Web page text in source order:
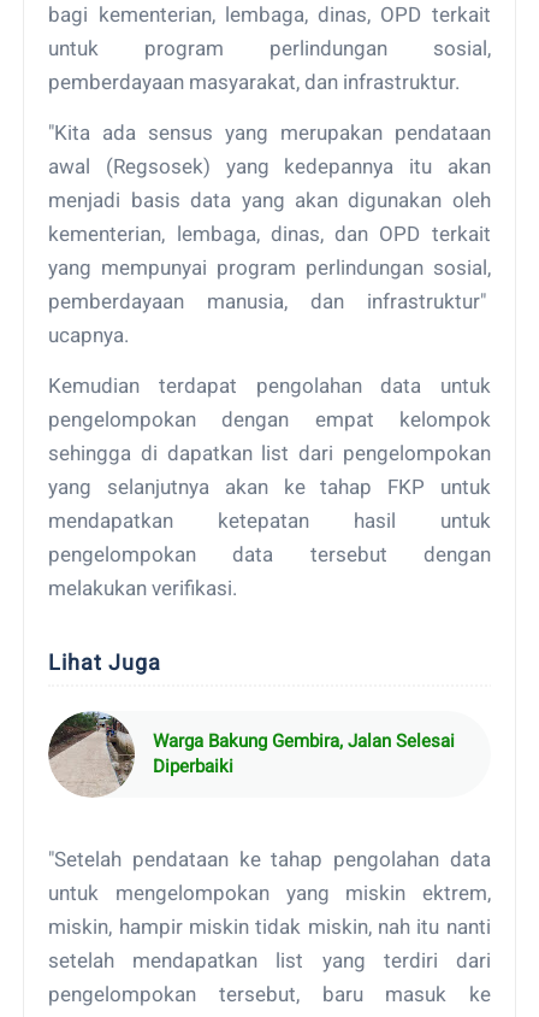
bagi kementerian, lembaga, dinas, OPD terkait
untuk program perlindungan sosial,
pemberdayaan masyarakat, dan infrastruktur.
"Kita ada sensus yang merupakan pendataan
awal (Regsosek) yang kedepannya itu akan
menjadi basis data yang akan digunakan oleh
kementerian, lembaga, dinas, dan OPD terkait
yang mempunyai program perlindungan sosial,
pemberdayaan manusia, dan infrastruktur"
ucapnya.
Kemudian terdapat pengolahan data untuk
pengelompokan dengan empat kelompok
sehingga di dapatkan list dari pengelompokan
yang selanjutnya akan ke tahap FKP untuk
mendapatkan ketepatan hasil untuk
pengelompokan data tersebut dengan
melakukan verifikasi.
Lihat Juga
Warga Bakung Gembira, Jalan Selesai
Diperbaiki
"Setelah pendataan ke tahap pengolahan data
untuk mengelompokan yang miskin ektrem,
miskin, hampir miskin tidak miskin, nah itu nanti
setelah mendapatkan list yang terdiri dari
pengelompokan tersebut, baru masuk ke